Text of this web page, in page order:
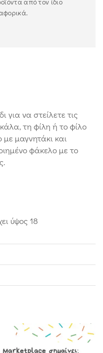
για να στείλετε τις
τη φίλη ή το φίλο
με μαγνητάκι και
φάκελο με το
ύψος 18